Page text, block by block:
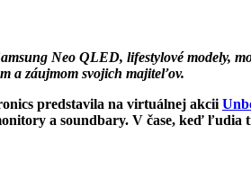
Neo QLED, lifestylové modely,
a záujmom svojich majiteľov.
predstavila na virtuálnej akcii
a soundbary. V čase, keď ľudia